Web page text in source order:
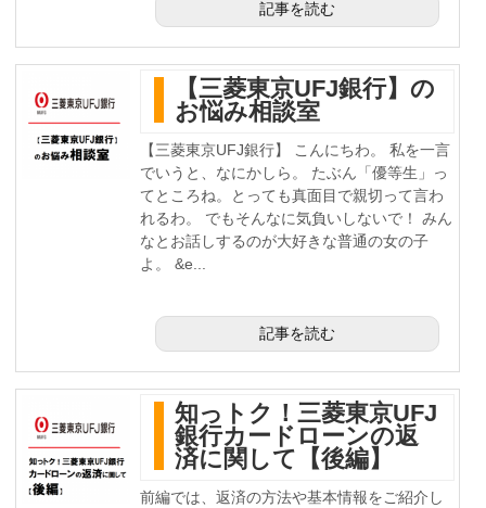
記事を読む
【三菱東京UFJ銀行】の
お悩み相談室
【三菱東京UFJ銀行】 こんにちわ。 私を一言
でいうと、なにかしら。 たぶん「優等生」っ
てところね。とっても真面目で親切って言わ
れるわ。 でもそんなに気負いしないで！ みん
なとお話しするのが大好きな普通の女の子
よ。 &e...
記事を読む
知っトク！三菱東京UFJ
銀行カードローンの返
済に関して【後編】
前編では、返済の方法や基本情報をご紹介し